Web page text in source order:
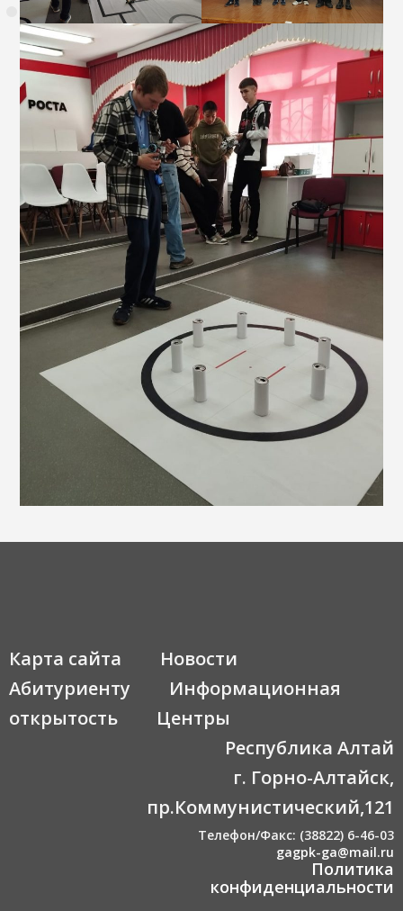
Карта сайта
Новости
Абитуриенту
Информационная
открытость
Центры
Республика Алтай
г. Горно-Алтайск,
пр.Коммунистический,121
Телефон/Факс: (38822) 6-46-03
gagpk-ga@mail.ru
Политика
конфиденциальности